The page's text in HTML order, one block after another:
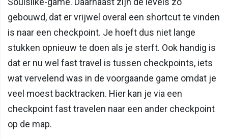
gebouwd, dat er vrijwel overal een shortcut te vinden
is naar een checkpoint. Je hoeft dus niet lange
stukken opnieuw te doen als je sterft. Ook handig is
dat er nu wel fast travel is tussen checkpoints, iets
wat vervelend was in de voorgaande game omdat je
veel moest backtracken. Hier kan je via een
checkpoint fast travelen naar een ander checkpoint
op de map.